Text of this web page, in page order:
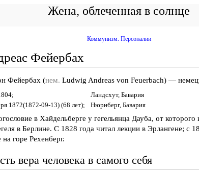
Жена, облеченная в солнце
Коммунизм. Персоналии
Фейербах
Фейербах (нем. Ludwig Andreas von Feuerbach) —
Ландсхут, Бавария
1872(1872-09-13) (68 лет); Нюрнберг, Бавария
в Хайдельберге у гегельянца Дауба, от которого
в Берлине. С 1828 года читал лекции в Эрлангене; с
горе Рехенберг.
вера человека в самого себя